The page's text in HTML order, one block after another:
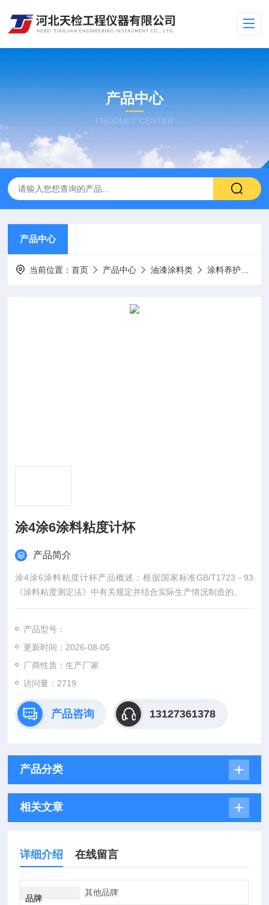
产品中心
PRODUCT CENTER
产品中心
当前位置：首页 产品中心 油漆涂料类 涂料养护箱
涂4涂6涂料粘度计杯
产品简介
涂4涂6涂料粘度计杯产品概述：根据国家标准GB/T1723－93
《涂料粘度测定法》中有关规定并结合实际生产情况制造的。
产品型号：
更新时间：2026-08-05
厂商性质：生产厂家
访问量：2719
产品咨询 13127361378
产品分类
相关文章
详细介绍 在线留言
品牌
其他品牌